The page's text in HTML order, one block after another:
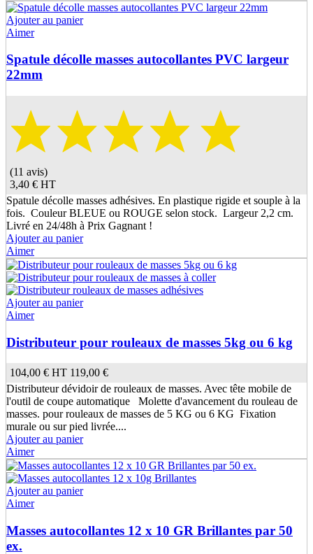
Ajouter au panier
Aimer
Spatule décolle masses autocollantes PVC largeur
22mm
(11 avis)
3,40 € HT
Spatule décolle masses adhésives. En plastique rigide et souple à la
fois. Couleur BLEUE ou ROUGE selon stock. Largeur 2,2 cm.
Livré en 24/48h à Prix Gagnant !
Ajouter au panier
Aimer
Ajouter au panier
Aimer
Distributeur pour rouleaux de masses 5kg ou 6 kg
104,00 € HT 119,00 €
Distributeur dévidoir de rouleaux de masses. Avec tête mobile de
l'outil de coupe automatique Molette d'avancement du rouleau de
masses. pour rouleaux de masses de 5 KG ou 6 KG Fixation
murale ou sur pied livrée....
Ajouter au panier
Aimer
Ajouter au panier
Aimer
Masses autocollantes 12 x 10 GR Brillantes par 50
ex.